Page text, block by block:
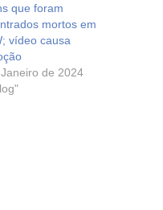
que foram
mortos em
vídeo causa
de 2024